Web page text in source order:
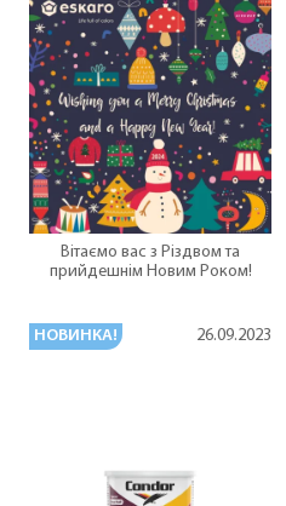
Вітаємо вас з Різдвом та
прийдешнім Новим Роком!
НОВИНКА! 26.09.2023